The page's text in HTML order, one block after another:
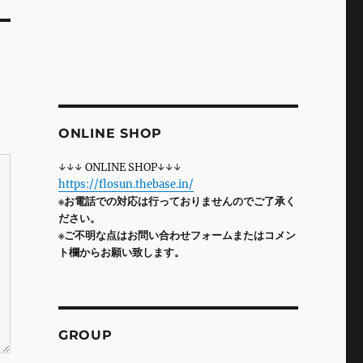
ONLINE SHOP
↓↓↓ ONLINE SHOP↓↓↓
https://flosun.thebase.in/
※お電話での対応は行っておりませんのでご了承く
ださい。
※ご不明な点はお問い合わせフォームまたはコメン
ト欄からお願い致します。
GROUP